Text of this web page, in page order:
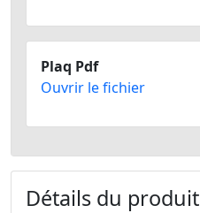
Plaq Pdf
Ouvrir le fichier
Détails du produit